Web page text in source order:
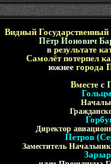
Видный Государственный
Пётр Ионович
в результате
Самолёт потерпел
южнее города
Вместе с
Директор
Петров
Заместитель